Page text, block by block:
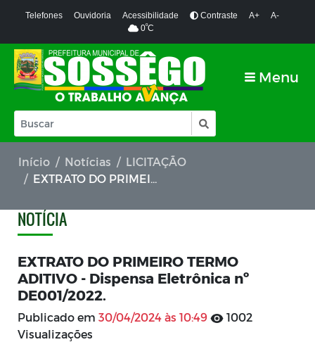
Telefones Ouvidoria Acessibilidade Contraste A+
A-
0ºC
Menu
Início Notícias
LICITAÇÃO
EXTRATO DO PRIMEIRO TERMO ADITIVO - Dispensa Eletrônica nº DE001/2022.
NOTÍCIA
EXTRATO DO PRIMEIRO TERMO
ADITIVO - Dispensa Eletrônica nº
DE001/2022.
Publicado em 30/04/2024 às 10:49
1002
Visualizações